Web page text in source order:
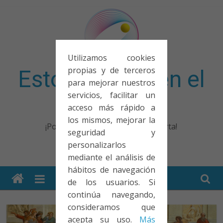
Utilizamos cookies
propias y de terceros
para mejorar nuestros
servicios, facilitar un
acceso más rápido a
los mismos, mejorar la
seguridad y
personalizarlos
mediante el análisis de
hábitos de navegación
de los usuarios. Si
continúa navegando,
consideramos que
acepta su uso. Más
Esto no entra en el
examen
¡Porque no solo el examen importa!